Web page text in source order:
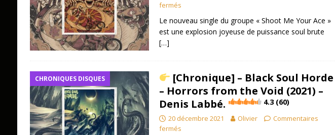
fermés
Le nouveau single du groupe « Shoot Me Your Ace »
est une explosion joyeuse de puissance soul brute
[…]
CHRONIQUES DISQUES
[Chronique] – Black Soul Horde
– Horrors from the Void (2021) –
Denis Labbé.
4.3 (60)
20 décembre 2021 Olivier
Commentaires
fermés